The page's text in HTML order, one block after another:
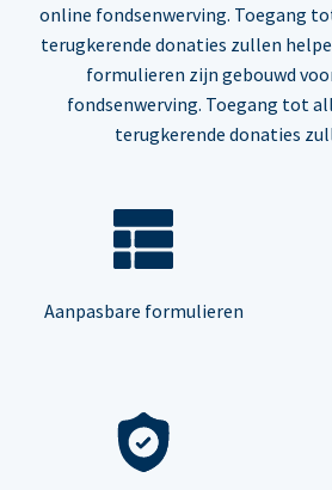
online fondsenwerving. Toegang
terugkerende donaties zullen
formulieren zijn gebouwd
fondsenwerving. Toegang tot
terugkerende donaties
Aanpasbare formulieren